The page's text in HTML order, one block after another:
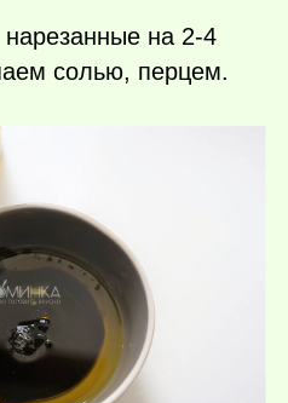
на 2-4
солью, перцем.